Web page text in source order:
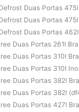
Duas Portas
Duas Portas
Duas Portas
Duas Portas 261l
Duas Portas 310l
Duas Portas 310l
Duas Portas 382l
Duas Portas 382l
Duas Portas 427l